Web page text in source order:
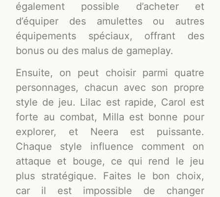
également possible d’acheter et
d’équiper des amulettes ou autres
équipements spéciaux, offrant des
bonus ou des malus de gameplay.
Ensuite, on peut choisir parmi quatre
personnages, chacun avec son propre
style de jeu. Lilac est rapide, Carol est
forte au combat, Milla est bonne pour
explorer, et Neera est puissante.
Chaque style influence comment on
attaque et bouge, ce qui rend le jeu
plus stratégique. Faites le bon choix,
car il est impossible de changer